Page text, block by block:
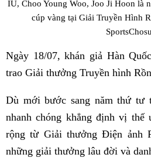
IU, Choo Young Woo, Joo Ji Hoon là
cúp vàng tại Giải Truyền Hình
Ngày 18/07, khán giả Hàn
trao Giải thưởng Truyền hình
Dù mới bước sang năm thứ tư
nhanh chóng khẳng định vị
rộng từ Giải thưởng Điện ảnh
những giải thưởng lâu đời và